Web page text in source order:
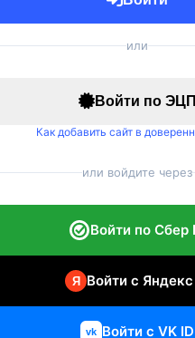
или
Войти по ЭЦП
Как добавить сайт в
или войдите через
Войти по Сбер
Войти с Яндекс
Войти с VK ID